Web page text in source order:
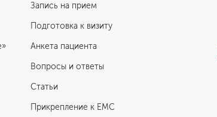
Запись на прием
Подготовка к визиту
Анкета пациента
Вопросы и ответы
Статьи
Прикрепление к EMC